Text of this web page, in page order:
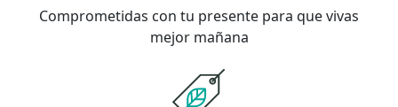
Comprometidas con tu presente para que vivas
mejor mañana